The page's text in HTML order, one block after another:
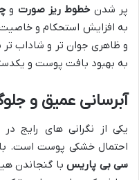
پر شدن خطوط ریز صورت و
به افزایش استحکام و
و ظاهری جوان تر و شاداب تر
به بهبود بافت پوست و
آبرسانی عمیق و
یکی از نگرانی های رایج
احتمال خشکی پوست است. با
سی بی پاریسبا گنجاندن